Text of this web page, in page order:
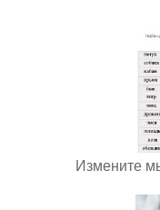
Измените